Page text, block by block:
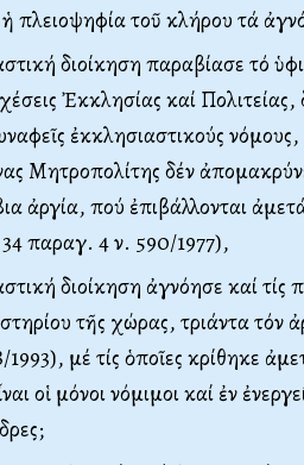
πλειοψηφία τοῦ κλήρου τά
διοίκηση παραβίασε τό
Ἐκκλησίας καί
ἐκκλησιαστικούς
Μητροπολίτης δέν
ἀργία, πού ἐπιβάλλονται
παραγ. 4 ν. 590/1977),
διοίκηση ἀγνόησε καί τίς
τῆς χώρας, τριάντα τόν
μέ τίς ὁποῖες κρίθηκε
οἱ μόνοι νόμιμοι καί ἐν